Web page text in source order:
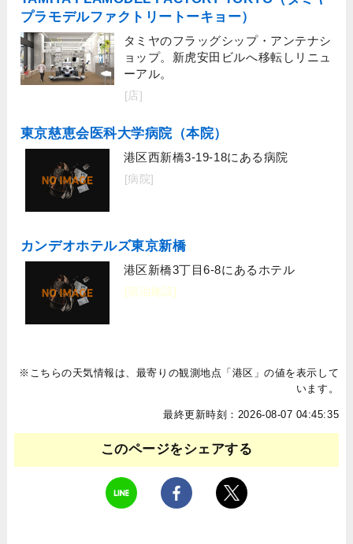
プラモデルファクトリートーキョー）
タミヤのフラッグシップ・アンテナシ
ョップ。新虎安田ビルへ移転しリニュ
ーアル。
[店]
東京慈恵会医科大学病院（本院）
港区西新橋3-19-18にある病院
[病院]
カンデオホテルズ東京新橋
港区新橋3丁目6-8にあるホテル
[宿泊施設]
※こちらの天気情報は、最寄りの観測地点「港区」の値を表示して
います。
最終更新時刻：2026-08-07 04:45:35
このページをシェアする